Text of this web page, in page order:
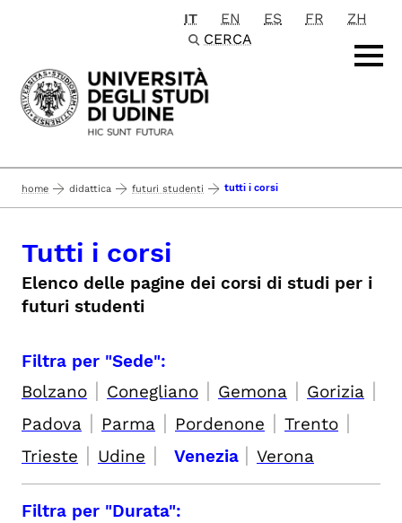
Passa al contenuto principale
IT EN ES FR
ZH
CERCA
home didattica futuri studenti tutti i corsi
Tutti i corsi
Elenco delle pagine dei corsi di studi per i
futuri studenti
Filtra per "Sede":
Bolzano | Conegliano | Gemona | Gorizia |
Padova | Parma | Pordenone | Trento |
Trieste | Udine | Venezia | Verona
Filtra per "Durata":